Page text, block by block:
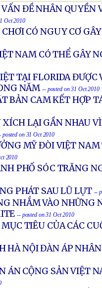
ĐỀ NHÂN QUYỀN
Oct 2010
CÓ NGUY CƠ
NAM CÓ THỂ GÂY
TẠI FLORIDA ĐƯỢC
NĂM -- posted on 31 Oct 2010
BẢN CAM KẾT HỢP
XÍCH LẠI GẦN NHAU
posted on 31 Oct 2010
MỸ ĐÒI VIỆT
2010
PHỐ SÓC TRĂNG
PHÁT SAU LŨ LỤT --
NHẮM VÀO NHỮNG
-- posted on 31 Oct 2010
TIÊU CỦA CÁC
HÀ NỘI ĐÀN ÁP
ÁN CỘNG SẢN VIỆT